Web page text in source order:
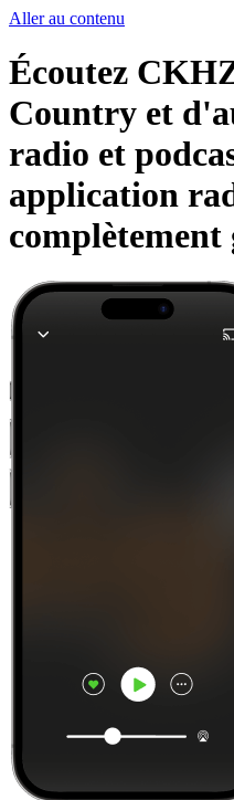
Aller au contenu
Écoutez
Country et
radio et
application